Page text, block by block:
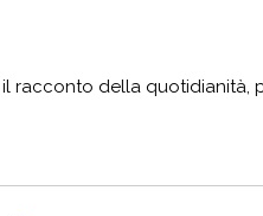
racconto della quotidianità,